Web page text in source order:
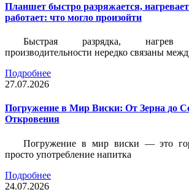
Планшет быстро разряжается,
работает: что могло произойти
Быстрая разрядка,
производительности нередко связаны
Подробнее
27.07.2026
Погружение в Мир Виски: От Зерна до
Откровения
Погружение в мир виски — это
просто употребление напитка
Подробнее
24.07.2026